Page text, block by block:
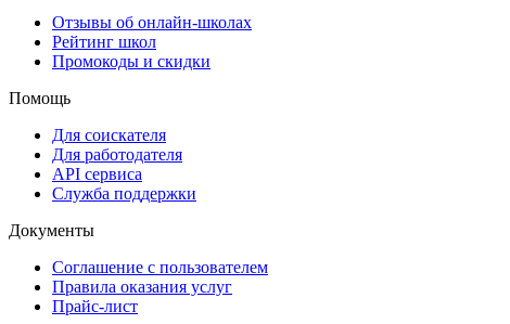
Отзывы об онлайн-школах
Рейтинг школ
Промокоды и скидки
Помощь
Для соискателя
Для работодателя
API сервиса
Служба поддержки
Документы
Соглашение с пользователем
Правила оказания услуг
Прайс-лист